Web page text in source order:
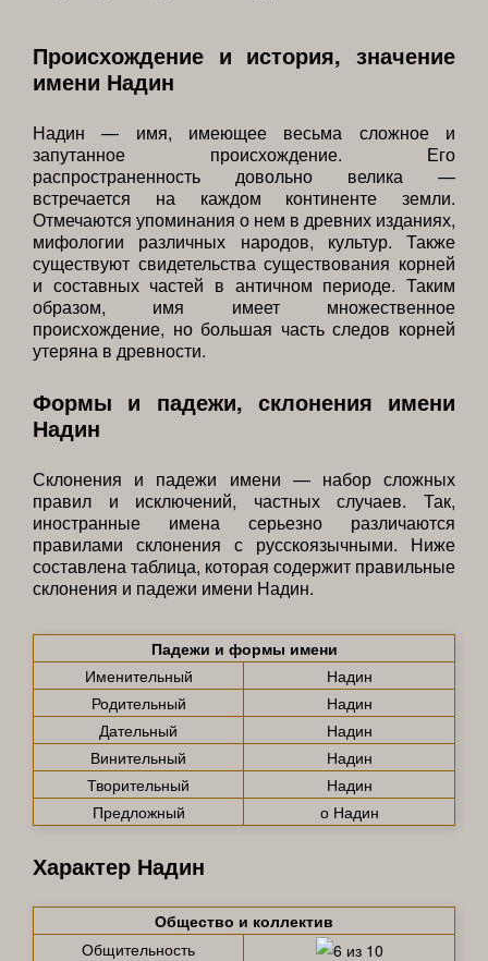
Происхождение и история, значение
имени Надин
Надин — имя, имеющее весьма сложное и
запутанное происхождение. Его
распространенность довольно велика —
встречается на каждом континенте земли.
Отмечаются упоминания о нем в древних изданиях,
мифологии различных народов, культур. Также
существуют свидетельства существования корней
и составных частей в античном периоде. Таким
образом, имя имеет множественное
происхождение, но большая часть следов корней
утеряна в древности.
Формы и падежи, склонения имени
Надин
Склонения и падежи имени — набор сложных
правил и исключений, частных случаев. Так,
иностранные имена серьезно различаются
правилами склонения с русскоязычными. Ниже
составлена таблица, которая содержит правильные
склонения и падежи имени Надин.
Падежи и формы имени
Именительный
Надин
Родительный
Надин
Дательный
Надин
Винительный
Надин
Творительный
Надин
Предложный
о Надин
Характер Надин
Общество и коллектив
Общительность